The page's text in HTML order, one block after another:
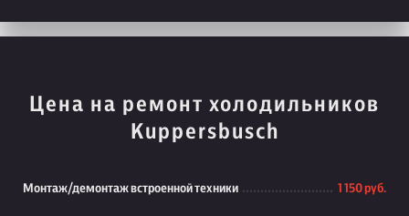
Цена на ремонт холодильников
Kuppersbusch
Монтаж/демонтаж встроенной техники 1 150 руб.